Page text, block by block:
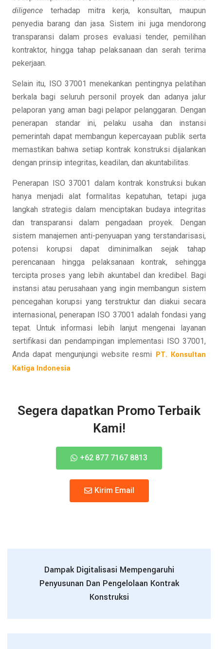
diligence terhadap mitra kerja, konsultan, maupun
penyedia barang dan jasa. Sistem ini juga mendorong
transparansi dalam proses evaluasi tender, pemilihan
kontraktor, hingga tahap pelaksanaan dan serah terima
pekerjaan.
Selain itu, ISO 37001 menekankan pentingnya pelatihan
berkala bagi seluruh personil proyek dan adanya jalur
pelaporan yang aman bagi pelapor pelanggaran. Dengan
penerapan standar ini, pelaku usaha dan instansi
pemerintah dapat membangun kepercayaan publik serta
memastikan bahwa setiap kontrak konstruksi dijalankan
dengan prinsip integritas, keadilan, dan akuntabilitas.
Penerapan ISO 37001 dalam kontrak konstruksi bukan
hanya menjadi alat formalitas kepatuhan, tetapi juga
langkah strategis dalam menciptakan budaya integritas
dan transparansi dalam pengadaan proyek. Dengan
sistem manajemen anti-penyuapan yang terstandarisasi,
potensi korupsi dapat diminimalkan sejak tahap
perencanaan hingga pelaksanaan kontrak, sehingga
tercipta proses yang lebih akuntabel dan kredibel. Bagi
instansi atau perusahaan yang ingin membangun sistem
pencegahan korupsi yang terstruktur dan diakui secara
internasional, penerapan ISO 37001 adalah fondasi yang
tepat. Untuk informasi lebih lanjut mengenai layanan
sertifikasi dan pendampingan implementasi ISO 37001,
Anda dapat mengunjungi website resmi PT. Konsultan
Katiga Indonesia
Segera dapatkan Promo Terbaik
Kami!
+62 877 7167 8813
Kirim Email
Dampak Digitalisasi Mempengaruhi
Penyusunan Dan Pengelolaan Kontrak
Konstruksi